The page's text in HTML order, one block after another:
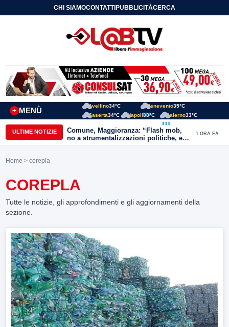
CHI SIAMOCONTATTIPUBBLICITÀCERCA
MENÙ
+
Avellino34°C Benevento35°C
Caserta34°C Napoli33°C Salerno33°C
ULTIME NOTIZIE
Comune, Maggioranza: “Flash mob,
no a strumentalizzazioni politiche, ex
assessori non fingano di cadere dalle
1 ORA FA
Home > corepla
COREPLA
Tutte le notizie, gli approfondimenti e gli aggiornamenti della
sezione.